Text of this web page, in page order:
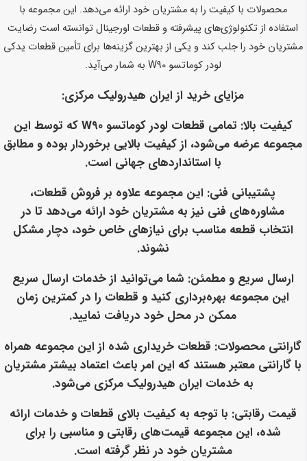
محصولات با کیفیت را به مشتریان خود ارائه می‌دهد. این مجموعه با
استفاده از تکنولوژی‌های پیشرفته و قطعات اورجینال توانسته است رضایت
مشتریان خود را جلب کند و یکی از بهترین گزینه‌ها برای تأمین قطعات یدکی
لودر کوماتسو W90 به شمار می‌آید.
مزایای خرید از ایران هیدرولیک مرکزی:
کیفیت بالا
: تمامی قطعات لودر کوماتسو W90 که توسط این
مجموعه عرضه می‌شود، از کیفیت بالایی برخوردار بوده و مطابق
با استانداردهای جهانی است.
پشتیبانی فنی: این مجموعه علاوه بر فروش قطعات،
مشاوره‌های فنی نیز به مشتریان خود ارائه می‌دهد تا در
انتخاب قطعه مناسب برای نیازهای خاص خود، دچار مشکل
نشوند.
ارسال سریع و مطمئن: شما می‌توانید از خدمات ارسال سریع
این مجموعه بهره‌برداری کنید و قطعات را در کمترین زمان
ممکن در محل خود دریافت نمایید.
گارانتی محصولات: قطعات خریداری شده از این مجموعه همراه
با گارانتی معتبر هستند که این امر باعث اعتماد بیشتر مشتریان
به خدمات ایران هیدرولیک مرکزی می‌شود.
قیمت رقابتی: با توجه به کیفیت بالای قطعات و خدمات ارائه
شده، این مجموعه قیمت‌های رقابتی و مناسبی را برای
مشتریان خود در نظر گرفته است.